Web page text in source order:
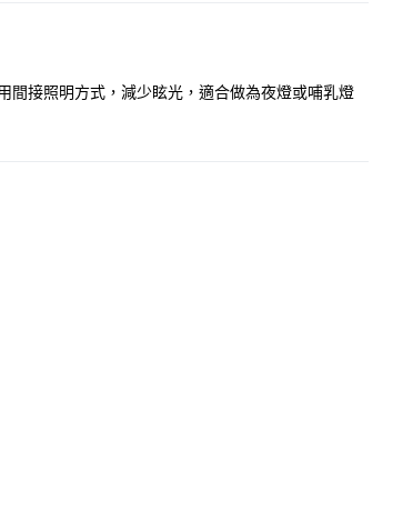
間接照明方式，減少眩光，適合做為夜燈或哺乳燈